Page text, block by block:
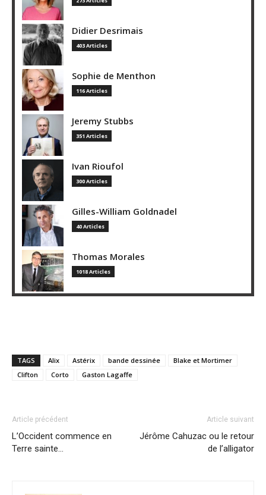
Didier Desrimais
403 Articles
Sophie de Menthon
116 Articles
Jeremy Stubbs
351 Articles
Ivan Rioufol
300 Articles
Gilles-William Goldnadel
40 Articles
Thomas Morales
1018 Articles
TAGS Alix Astérix bande dessinée
Blake et Mortimer
Clifton
Corto Gaston Lagaffe
Article précédent
L’Occident commence en
Terre sainte…
Article suivant
Jérôme Cahuzac ou le retour
de l’alligator